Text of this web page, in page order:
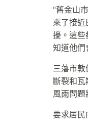
"舊金山
來了接
擾。這些
知道他們
三藩市敦
斷裂和
風雨問題
要求居民